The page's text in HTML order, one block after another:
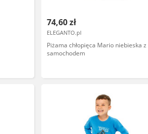
74,60 zł
ELEGANTO.pl
Piżama chłopięca Mario niebieska z
samochodem